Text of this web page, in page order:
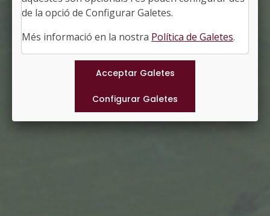
http://www.santguim.cat
Municipis
de la opció de Configurar Galetes.
Més informació en la nostra Política de Galetes.